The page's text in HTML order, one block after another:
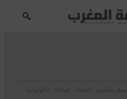
يوسف يعكوبي اقتصاد صناعة
تكنولوجيا